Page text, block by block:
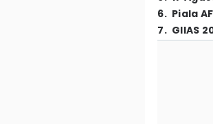
6. Piala
7. GIIAS